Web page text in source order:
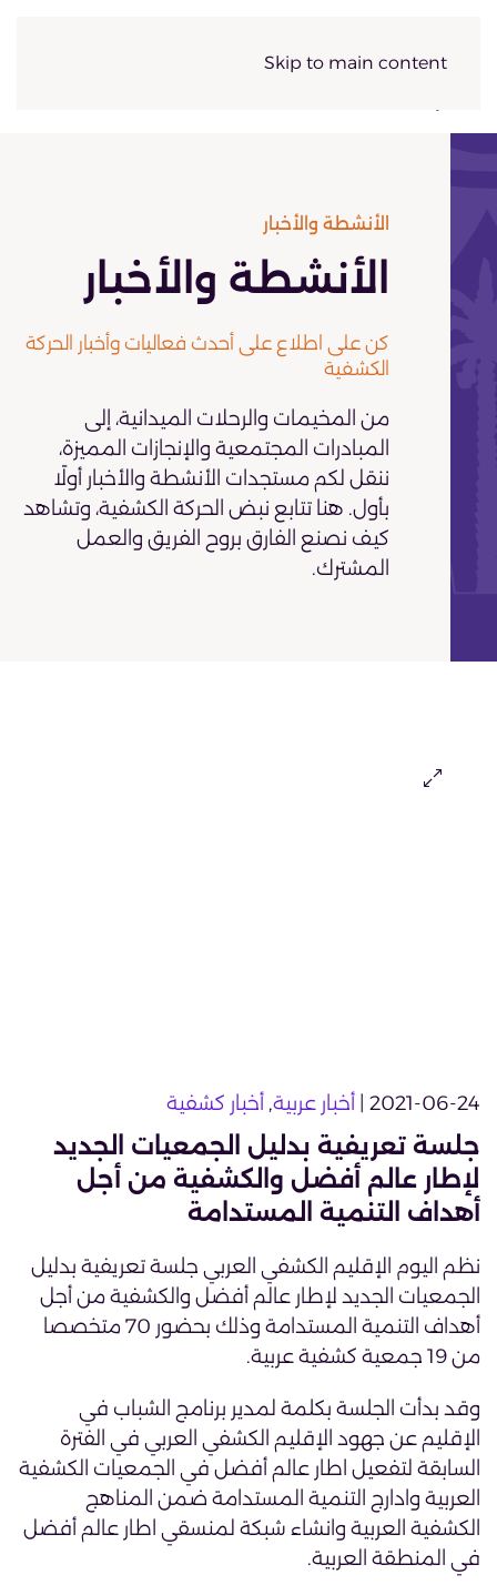
Skip to main content
الأنشطة والأخبار
الأنشطة والأخبار
كن على اطلاع على أحدث فعاليات وأخبار الحركة
الكشفية
من المخيمات والرحلات الميدانية، إلى
المبادرات المجتمعية والإنجازات المميزة،
ننقل لكم مستجدات الأنشطة والأخبار أولًا
بأول. هنا تتابع نبض الحركة الكشفية، وتشاهد
كيف نصنع الفارق بروح الفريق والعمل
المشترك.
2021-06-24 | أخبار عربية, أخبار كشفية
جلسة تعريفية بدليل الجمعيات الجديد
لإطار عالم أفضل والكشفية من أجل
أهداف التنمية المستدامة
نظم اليوم الإقليم الكشفي العربي جلسة تعريفية بدليل
الجمعيات الجديد لإطار عالم أفضل والكشفية من أجل
أهداف التنمية المستدامة وذلك بحضور 70 متخصصا
من 19 جمعية كشفية عربية.
وقد بدأت الجلسة بكلمة لمدير برنامج الشباب في
الإقليم عن جهود الإقليم الكشفي العربي في الفترة
السابقة لتفعيل اطار عالم أفضل في الجمعيات الكشفية
العربية وادارج التنمية المستدامة ضمن المناهج
الكشفية العربية وانشاء شبكة لمنسقي اطار عالم أفضل
في المنطقة العربية.